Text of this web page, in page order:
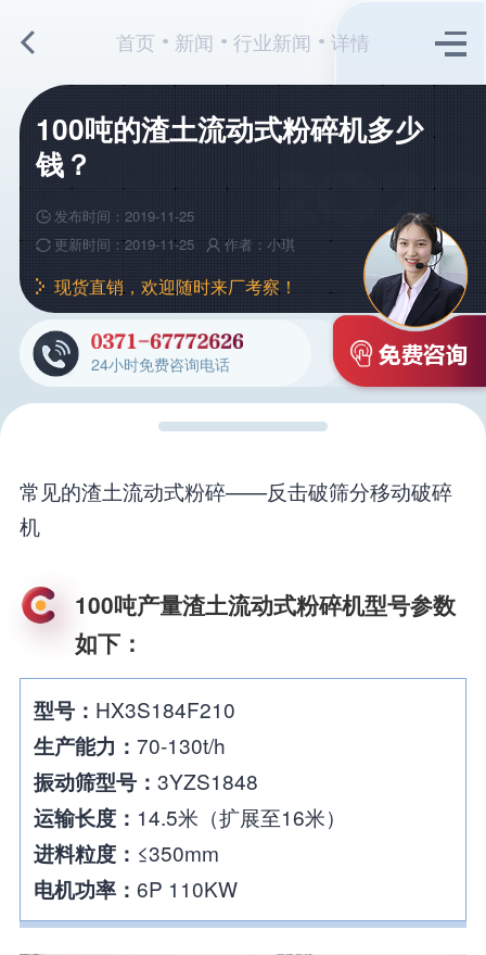
首页 新闻 行业新闻 详情
100吨的渣土流动式粉碎机多少
钱？
发布时间：2019-11-25
更新时间：2019-11-25
作者：小琪
现货直销，欢迎随时来厂考察！
24小时免费咨询电话
常见的渣土流动式粉碎——反击破筛分移动破碎
机
100吨产量渣土流动式粉碎机型号参数
如下：
型号： HX3S184F210
生产能力： 70-130t/h
振动筛型号： 3YZS1848
运输长度： 14.5米（扩展至16米）
进料粒度： ≤350mm
电机功率： 6P 110KW